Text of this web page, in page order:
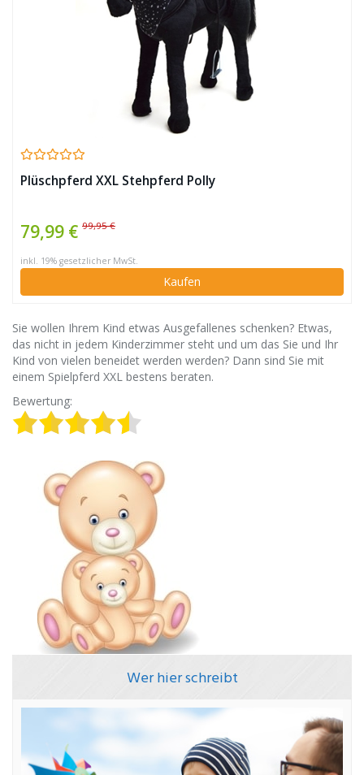
Plüschpferd XXL Stehpferd Polly
79,99 € 99,95 €
inkl. 19% gesetzlicher MwSt.
Kaufen
Sie wollen Ihrem Kind etwas Ausgefallenes schenken? Etwas,
das nicht in jedem Kinderzimmer steht und um das Sie und Ihr
Kind von vielen beneidet werden werden? Dann sind Sie mit
einem Spielpferd XXL bestens beraten.
Bewertung:
Wer hier schreibt